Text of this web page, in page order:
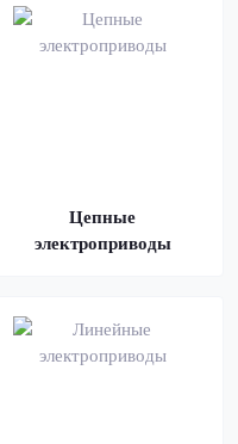
Цепные
электроприводы